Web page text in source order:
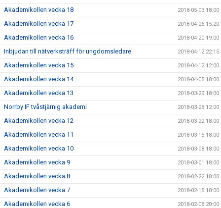
Akademikollen vecka 18 2018-05-03 18:00
Akademikollen vecka 17 2018-04-26 15:20
Akademikollen vecka 16 2018-04-20 19:00
Inbjudan till nätverksträff för ungdomsledare 2018-04-12 22:15
Akademikollen vecka 15 2018-04-12 12:00
Akademikollen vecka 14 2018-04-05 18:00
Akademikollen vecka 13 2018-03-29 18:00
Norrby IF tvåstjärnig akademi 2018-03-28 12:00
Akademikollen vecka 12 2018-03-22 18:00
Akademikollen vecka 11 2018-03-15 18:00
Akademikollen vecka 10 2018-03-08 18:00
Akademikollen vecka 9 2018-03-01 18:00
Akademikollen vecka 8 2018-02-22 18:00
Akademikollen vecka 7 2018-02-15 18:00
Akademikollen vecka 6 2018-02-08 20:00